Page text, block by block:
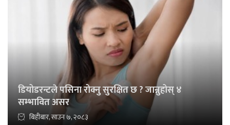
डियोडरन्टले पसिना रोक्नु सुरक्षित छ ? जान्नुहोस् ४
सम्भावित असर
बिहीबार, साउन ७, २०८३